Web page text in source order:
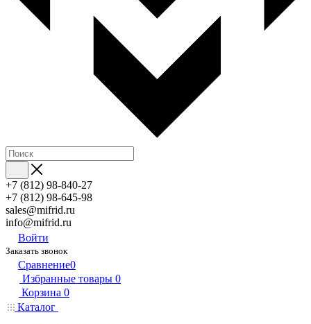
+7 (812) 98-840-27
+7 (812) 98-645-98
sales@mifrid.ru
info@mifrid.ru
Войти
Заказать звонок
Сравнение0
Избранные товары 0
Корзина 0
Каталог